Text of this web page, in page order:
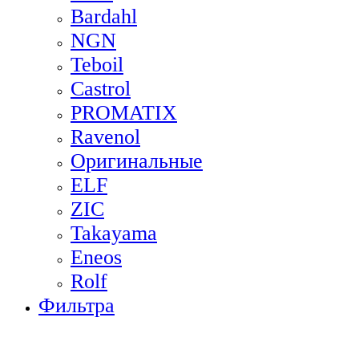
Bardahl
NGN
Teboil
Castrol
PROMATIX
Ravenol
Оригинальные
ELF
ZIC
Takayama
Eneos
Rolf
Фильтра